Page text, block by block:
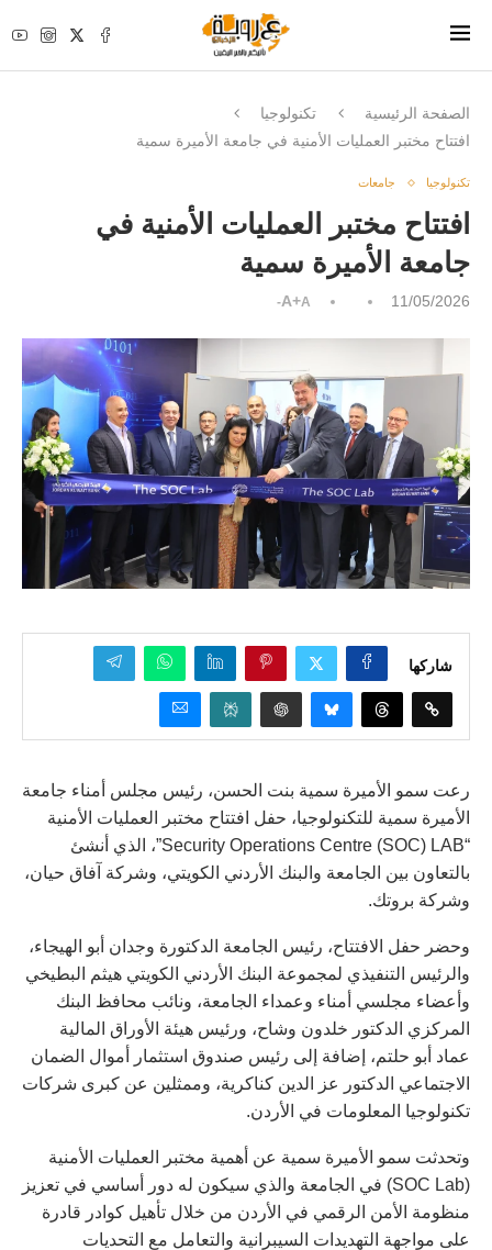
الصفحة الرئيسية
تكنولوجيا
افتتاح مختبر العمليات الأمنية في جامعة الأميرة سمية
تكنولوجيا جامعات
افتتاح مختبر العمليات الأمنية في
جامعة الأميرة سمية
11/05/2026
A+A-
شاركها
رعت سمو الأميرة سمية بنت الحسن، رئيس مجلس أمناء جامعة
الأميرة سمية للتكنولوجيا، حفل افتتاح مختبر العمليات الأمنية
“Security Operations Centre (SOC) LAB”، الذي أنشئ
بالتعاون بين الجامعة والبنك الأردني الكويتي، وشركة آفاق حيان،
وشركة بروتك.
وحضر حفل الافتتاح، رئيس الجامعة الدكتورة وجدان أبو الهيجاء،
والرئيس التنفيذي لمجموعة البنك الأردني الكويتي هيثم البطيخي
وأعضاء مجلسي أمناء وعمداء الجامعة، ونائب محافظ البنك
المركزي الدكتور خلدون وشاح، ورئيس هيئة الأوراق المالية
عماد أبو حلتم، إضافة إلى رئيس صندوق استثمار أموال الضمان
الاجتماعي الدكتور عز الدين كناكرية، وممثلين عن كبرى شركات
تكنولوجيا المعلومات في الأردن.
وتحدثت سمو الأميرة سمية عن أهمية مختبر العمليات الأمنية
(SOC Lab) في الجامعة والذي سيكون له دور أساسي في تعزيز
منظومة الأمن الرقمي في الأردن من خلال تأهيل كوادر قادرة
على مواجهة التهديدات السيبرانية والتعامل مع التحديات